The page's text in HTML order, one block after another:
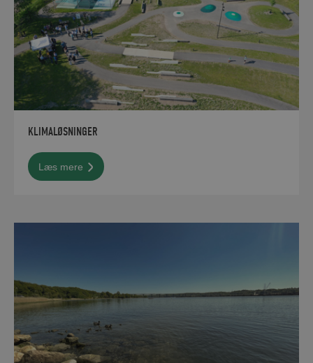
KLIMALØSNINGER
Læs mere